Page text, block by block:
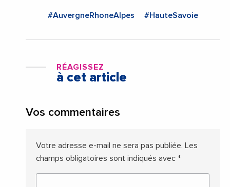
#AuvergneRhoneAlpes #HauteSavoie
RÉAGISSEZ
à cet article
Vos commentaires
Votre adresse e-mail ne sera pas publiée. Les
champs obligatoires sont indiqués avec *